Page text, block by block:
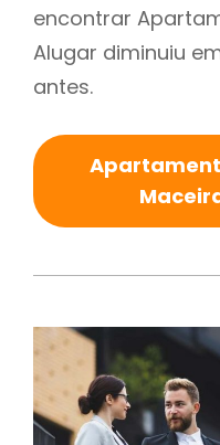
encontrar
Alugar diminuiu
antes.